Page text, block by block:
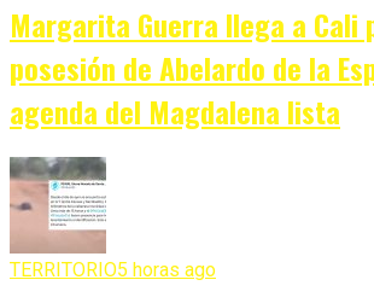
Margarita Guerra llega a Cali
posesión de Abelardo de la
agenda del Magdalena lista
TERRITORIO5 horas ago